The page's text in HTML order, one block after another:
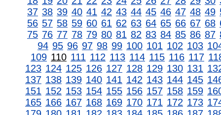
37 38 39 40 41 42 43 44 45 46 47 48 49
56 57 58 59 60 61 62 63 64 65 66 67 68
75 76 77 78 79 80 81 82 83 84 85 86 87
94 95 96 97 98 99 100 101 102 103
109 110 111 112 113 114 115 116 117
123 124 125 126 127 128 129 130 131
137 138 139 140 141 142 143 144 145
151 152 153 154 155 156 157 158 159
165 166 167 168 169 170 171 172 173